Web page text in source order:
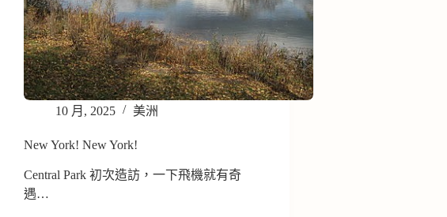
10 月, 2025 美洲
New York! New York!
Central Park 初次造訪，一下飛機就有奇
遇…